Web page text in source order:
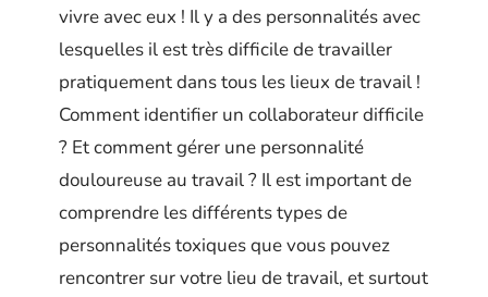
vivre avec eux ! Il y a des personnalités avec
lesquelles il est très difficile de travailler
pratiquement dans tous les lieux de travail !
Comment identifier un collaborateur difficile
? Et comment gérer une personnalité
douloureuse au travail ? Il est important de
comprendre les différents types de
personnalités toxiques que vous pouvez
rencontrer sur votre lieu de travail, et surtout